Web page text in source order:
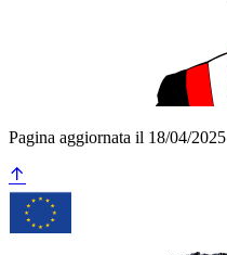
Pagina aggiornata il 18/04/2025